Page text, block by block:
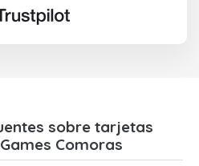
sobre tarjetas
Comoras